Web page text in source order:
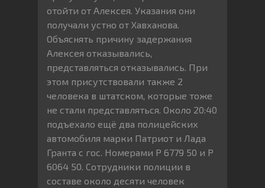
отойти от Алексея. Указания они
получали устно от Хавханова.
Объяснять причину задержания
Алексея отказывались,
представляться отказывались. При
этом присутствовали также 2
человека в штатском, которые тоже
не стали представляться. Около 20:40
подъехало ещё два полицейских
автомобиля марки Патриот и Лада
Гранта с гос. Номерами Р 6779 50 и Р
6064 50. Сотрудники полиции в
составе около десяти человек